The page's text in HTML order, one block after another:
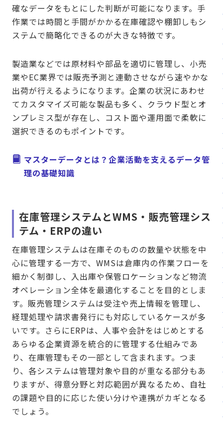
確なデータをもとにした判断が可能になります。手
作業では時間と手間がかかる在庫確認や棚卸しもシ
ステムで簡略化できるのが大きな特徴です。
製造業などでは原材料や部品を適切に管理し、小売
業やEC業界では販売予測と連動させながら速やかな
出荷が行えるようになります。企業の状況にあわせ
てカスタマイズ可能な製品も多く、クラウド型とオ
ンプレミス型が存在し、コスト面や運用面で柔軟に
選択できるのもポイントです。
マスターデータとは？企業活動を支えるデータ管
理の基礎知識
在庫管理システムとWMS・販売管理シス
テム・ERPの違い
在庫管理システムは在庫そのものの数量や状態を中
心に管理する一方で、WMSは倉庫内の作業フローを
細かく制御し、入出庫や保管ロケーションなど物流
オペレーション全体を最適化することを目的としま
す。販売管理システムは受注や売上情報を管理し、
経理処理や請求書発行にも対応しているケースが多
いです。さらにERPは、人事や会計をはじめとする
あらゆる企業資源を統合的に管理する仕組みであ
り、在庫管理もその一部として含まれます。つま
り、各システムは管理対象や目的が重なる部分もあ
りますが、得意分野と対応範囲が異なるため、自社
の課題や目的に応じた使い分けや連携がカギとなる
でしょう。